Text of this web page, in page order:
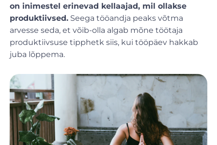
on inimestel erinevad kellaajad, mil ollakse
produktiivsed. Seega tööandja peaks võtma
arvesse seda, et võib-olla algab mõne töötaja
produktiivsuse tipphetk siis, kui tööpäev hakkab
juba lõppema.